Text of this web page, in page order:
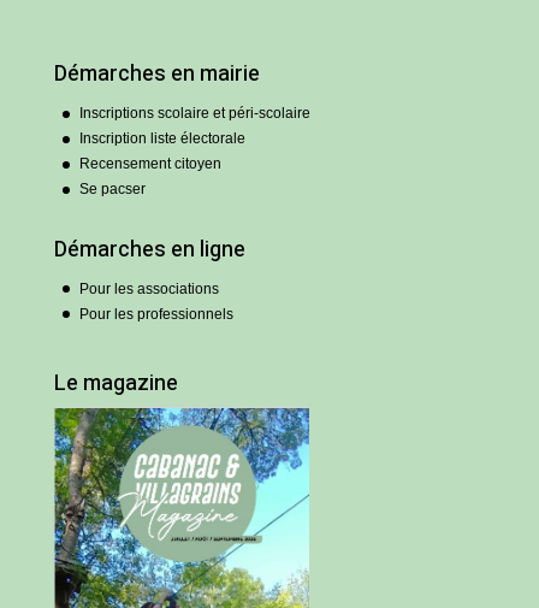
Démarches en mairie
Inscriptions scolaire et péri-scolaire
Inscription liste électorale
Recensement citoyen
Se pacser
Démarches en ligne
Pour les associations
Pour les professionnels
Le magazine